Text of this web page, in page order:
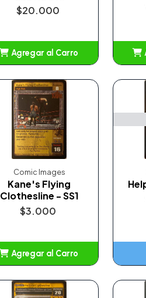
$20.000
Agregar al Carro
Comic Images
Kane's Flying
Clothesline - SS1
$3.000
Agregar al Carro